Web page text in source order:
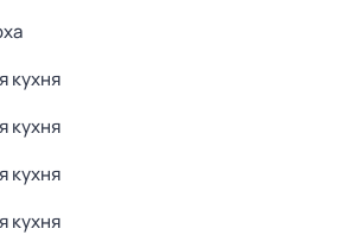
кухня
кухня
кухня
кухня